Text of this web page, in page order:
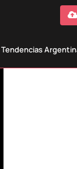
Tendencias